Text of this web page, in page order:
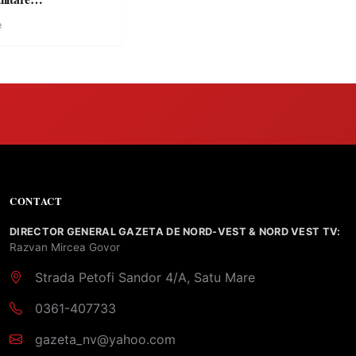
CONTACT
DIRECTOR GENERAL GAZETA DE NORD-VEST & NORD VEST TV:
Razvan Mircea Govor
Strada Petofi Sandor 4/A, Satu Mare
0361-407733
gazeta_nv@yahoo.com